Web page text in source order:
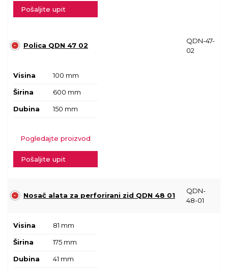
Pošaljite upit
Polica QDN 47 02
QDN-47-
02
Visina 100 mm
Širina 600 mm
Dubina 150 mm
Pogledajte proizvod
Pošaljite upit
Nosač alata za perforirani zid QDN 48 01
QDN-
48-01
Visina 81 mm
Širina 175 mm
Dubina 41 mm